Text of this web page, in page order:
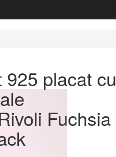
placat cu
Fuchsia